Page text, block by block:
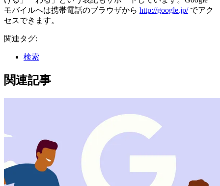
モバイルへは携帯電話のブラウザから http://google.jp/でアク
セスできます。
関連タグ:
検索
関連記事